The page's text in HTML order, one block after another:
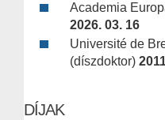
Academia
2026. 03. 16
Université de
(díszdoktor)
DÍJAK